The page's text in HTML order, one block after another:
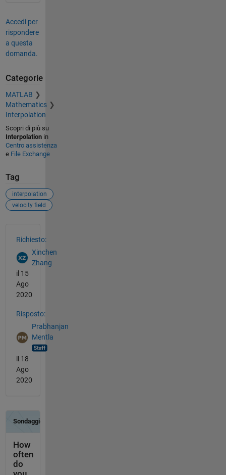
Accedi per
rispondere
a questa
domanda.
Categorie
MATLAB
Mathematics
Interpolation
Scopri di più su
Interpolationin
Centro assistenza
e File Exchange
Tag
interpolation
velocity field
Richiesto:
Xinchen
Zhang
il 15
Ago
2020
Risposto:
Prabhanjan
Mentla
il 18
Ago
2020